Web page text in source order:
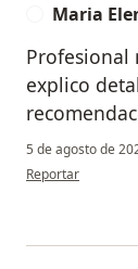
Maria
Profesional
explico
5 de agosto de
en opinión del
Reportar